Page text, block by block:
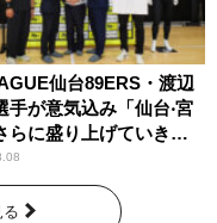
仙台89ERS・渡辺
手が意気込み「仙台‧宮
らに盛り上げていきた
」